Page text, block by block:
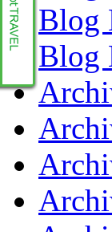
Blog
Blog
www.whynottravel.pl